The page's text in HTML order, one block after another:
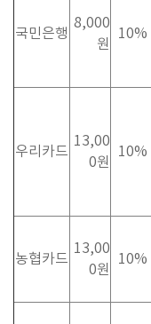
국민은행
8,000
원
10%
우리카드
13,00
0원
10%
농협카드
13,00
0원
10%